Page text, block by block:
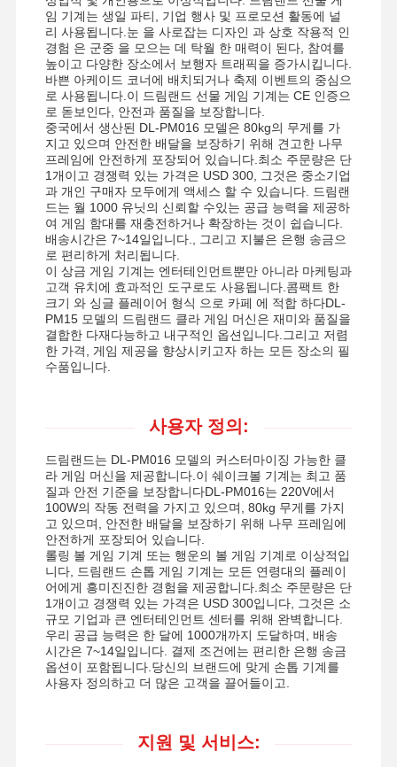
공장 투어 품질 관리 연락처 뉴스
모든 케이스 견적 요청
어린이 게임 기계
자동차 경주 게임 기계
슈터 아케이드 머신
티켓 상환 게임기
갈고리 발톱 게임기
부드러운 놀이터 장비
오토바이 게임 시뮬레이터
VR 360 시뮬레이터
VR 아케이드 슈터
VR 영화관
범퍼 자동차
vr 자동차 경주 시뮬레이터
임 기계는 생일 파티, 기업 행사 및 프로모션 활동에 널
리 사용됩니다.눈 을 사로잡는 디자인 과 상호 작용적 인
경험 은 군중 을 모으는 데 탁월 한 매력이 된다, 참여를
높이고 다양한 장소에서 보행자 트래픽을 증가시킵니다.
바쁜 아케이드 코너에 배치되거나 축제 이벤트의 중심으
로 사용됩니다.이 드림랜드 선물 게임 기계는 CE 인증으
로 돋보인다, 안전과 품질을 보장합니다.
중국에서 생산된 DL-PM016 모델은 80kg의 무게를 가
지고 있으며 안전한 배달을 보장하기 위해 견고한 나무
프레임에 안전하게 포장되어 있습니다.최소 주문량은 단
1개이고 경쟁력 있는 가격은 USD 300, 그것은 중소기업
과 개인 구매자 모두에게 액세스 할 수 있습니다. 드림랜
드는 월 1000 유닛의 신뢰할 수있는 공급 능력을 제공하
여 게임 함대를 재충전하거나 확장하는 것이 쉽습니다.
배송시간은 7~14일입니다., 그리고 지불은 은행 송금으
로 편리하게 처리됩니다.
이 상금 게임 기계는 엔터테인먼트뿐만 아니라 마케팅과
고객 유치에 효과적인 도구로도 사용됩니다.콤팩트 한
크기 와 싱글 플레이어 형식 으로 카페 에 적합 하다DL-
PM15 모델의 드림랜드 클라 게임 머신은 재미와 품질을
결합한 다재다능하고 내구적인 옵션입니다.그리고 저렴
한 가격, 게임 제공을 향상시키고자 하는 모든 장소의 필
수품입니다.
사용자 정의:
드림랜드는 DL-PM016 모델의 커스터마이징 가능한 클
라 게임 머신을 제공합니다.이 쉐이크볼 기계는 최고 품
질과 안전 기준을 보장합니다DL-PM016는 220V에서
100W의 작동 전력을 가지고 있으며, 80kg 무게를 가지
고 있으며, 안전한 배달을 보장하기 위해 나무 프레임에
안전하게 포장되어 있습니다.
롤링 볼 게임 기계 또는 행운의 볼 게임 기계로 이상적입
니다, 드림랜드 손톱 게임 기계는 모든 연령대의 플레이
어에게 흥미진진한 경험을 제공합니다.최소 주문량은 단
1개이고 경쟁력 있는 가격은 USD 300입니다, 그것은 소
규모 기업과 큰 엔터테인먼트 센터를 위해 완벽합니다.
우리 공급 능력은 한 달에 1000개까지 도달하며, 배송
시간은 7~14일입니다. 결제 조건에는 편리한 은행 송금
옵션이 포함됩니다.당신의 브랜드에 맞게 손톱 기계를
사용자 정의하고 더 많은 고객을 끌어들이고.
지원 및 서비스: